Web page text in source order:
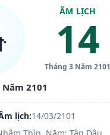
ÂM LỊCH
14
Tháng 3 Năm 2101
2101
lịch:14/03/2101
Thìn, Năm: Tân Dậu